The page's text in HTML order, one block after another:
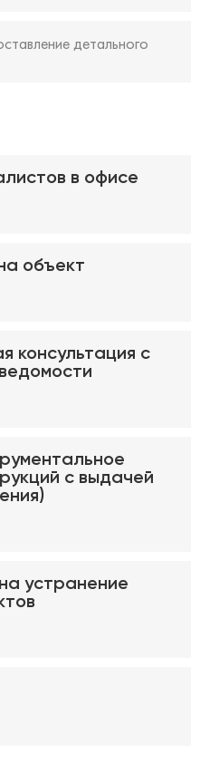
детального
в офисе
объект
консультация с
с выдачей
устранение